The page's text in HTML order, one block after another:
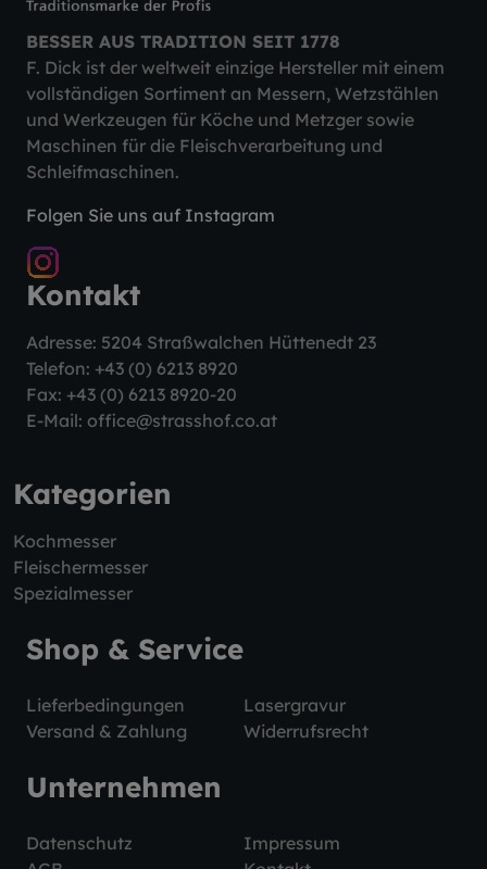
BESSER AUS TRADITION SEIT 1778
F. Dick ist der weltweit einzige Hersteller mit einem
vollständigen Sortiment an Messern, Wetzstählen
und Werkzeugen für Köche und Metzger sowie
Maschinen für die Fleischverarbeitung und
Schleifmaschinen.
Folgen Sie uns auf Instagram
Kontakt
Adresse: 5204 Straßwalchen Hüttenedt 23
Telefon: +43 (0) 6213 8920
Fax: +43 (0) 6213 8920-20
E-Mail: office@strasshof.co.at
Kategorien
Kochmesser
Fleischermesser
Spezialmesser
Shop & Service
Lieferbedingungen
Lasergravur
Versand & Zahlung
Widerrufsrecht
Unternehmen
Datenschutz
Impressum